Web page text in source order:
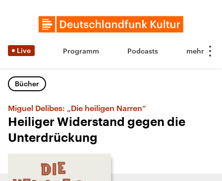
Live Programm Podcasts
Bücher
Miguel Delibes: „Die heiligen Narren“
Heiliger Widerstand gegen die
Unterdrückung